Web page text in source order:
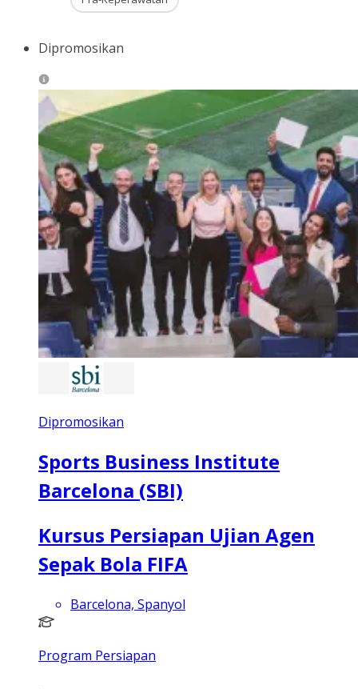
Dipromosikan
Dipromosikan
Sports Business Institute
Barcelona (SBI)
Kursus Persiapan Ujian Agen
Sepak Bola FIFA
Barcelona, Spanyol
Program Persiapan